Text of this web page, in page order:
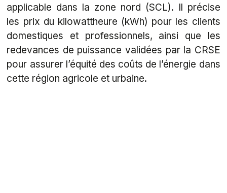
applicable dans la zone nord (SCL). Il précise
les prix du kilowattheure (kWh) pour les clients
domestiques et professionnels, ainsi que les
redevances de puissance validées par la CRSE
pour assurer l’équité des coûts de l’énergie dans
cette région agricole et urbaine.